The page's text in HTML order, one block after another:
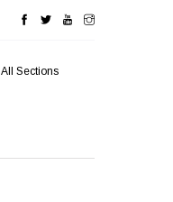
All Sections